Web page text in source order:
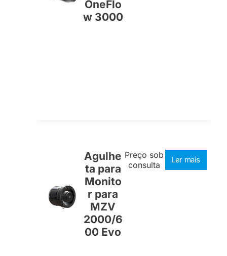
OneFlo
w 3000
Agulhe
ta para
Monito
r para
MZV
2000/6
00 Evo
Preço sob
consulta
Ler mais